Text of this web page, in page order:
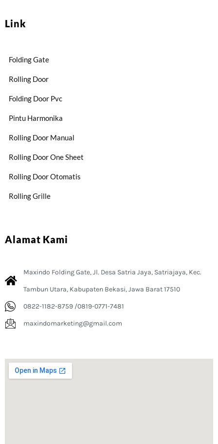
Link
Folding Gate
Rolling Door
Folding Door Pvc
Pintu Harmonika
Rolling Door Manual
Rolling Door One Sheet
Rolling Door Otomatis
Rolling Grille
Alamat Kami
Maxindo Folding Gate, Jl. Desa Satria Jaya, Satriajaya, Kec.
Tambun Utara, Kabupaten Bekasi, Jawa Barat 17510
0822-1182-8759 /0819-0771-7481
maxindomarketing@gmail.com